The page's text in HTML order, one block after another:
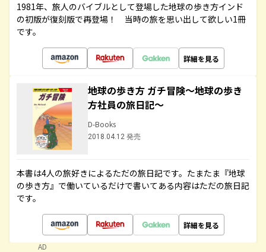
1981年、旅人のバイブルとして登場した地球の歩き方インド
の初版が復刻版で再登場！ 当時の旅を思い出して欲しい1冊
です。
詳細を見る
地球の歩き方 ガチ冒険～地球の歩き
方社員の旅日記～
D-Books
2018.04.12 発売
本書は4人の旅好きによるただの旅日記です。たまたま『地球
の歩き方』で働いているだけで書いてある内容はただの旅日記
です。
詳細を見る
AD